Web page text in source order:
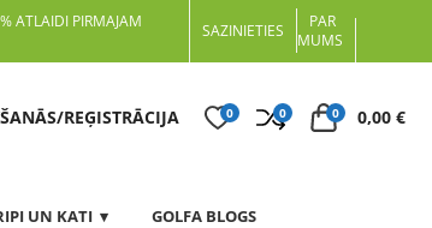
ATLAIDI PIRMAJAM
SAZINIETIES
PAR
MUMS
REĢISTRĀCIJA 0 0 0 0,00 €
UN KATI GOLFA BLOGS